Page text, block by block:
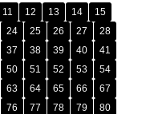
11 12 13 14
15
24 25 26 27
28
37 38 39 40
41
50 51 52 53
54
63 64 65 66
67
76 77 78 79
80